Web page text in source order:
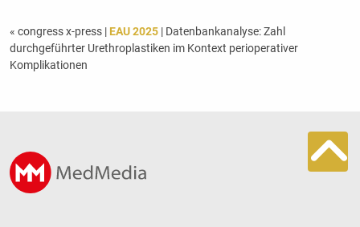
« congress x-press | EAU 2025| Datenbankanalyse: Zahl
durchgeführter Urethroplastiken im Kontext perioperativer
Komplikationen